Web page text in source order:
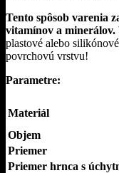
Tento spôsob varenia
vitamínov a minerálov.
plastové alebo
povrchovú vrstvu!
Parametre:
Materiál
Objem
Priemer
Priemer hrnca s